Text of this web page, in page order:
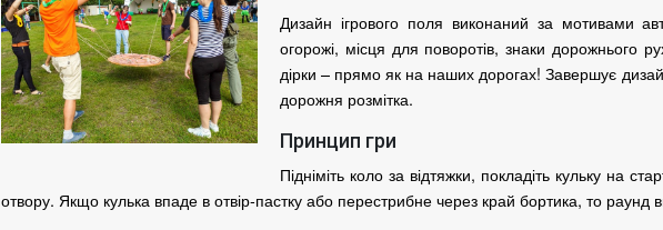
Дизайн ігрового поля виконаний за мотивами
огорожі, місця для поворотів, знаки дорожнього
дірки – прямо як на наших дорогах!Завершує
дорожня розмітка.
Принцип гри
Підніміть коло за відтяжки, покладіть кульку на
отвору. Якщо кулька впаде в отвір-пастку або перестрибне через край бортика, то раунд